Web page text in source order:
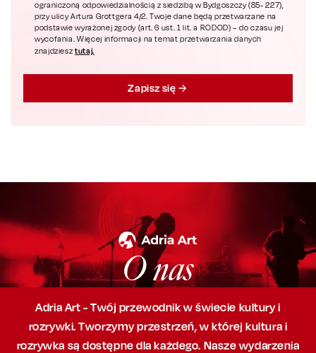
ograniczoną odpowiedzialnością z siedzibą w Bydgoszczy (85- 227),
przy ulicy Artura Grottgera 4/2. Twoje dane będą przetwarzane na
podstawie wyrażonej zgody (art. 6 ust. 1 lit. a RODOD) – do czasu jej
wycofania. Więcej informacji na temat przetwarzania danych
znajdziesztutaj.
Zapisz się
O nas
Adria Art - Twój przewodnik w świecie kultury i
rozrywki. Tworzymy przestrzeń,w której kultura i
rozrywka są dostępne dla każdego. Nasze wydarzenia